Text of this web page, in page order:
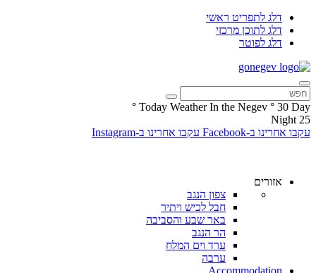
דלג לתפריט ראשי
דלג לתוכן מרכזי
דלג לפוטר
Today Weather In the Negev ° 30 Day
°
25
Night
עקבו אחרינו ב-Facebook
עקבו אחרינו ב-Instagram
אזורים
צפון הנגב
חבל לכיש ויתיר
באר שבע והסביבה
הר הנגב
ערד וים המלח
ערבה
Accommodation